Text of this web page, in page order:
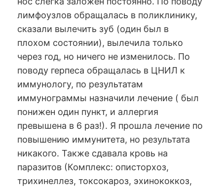
лимфоузлов обращалась в поликлинику,
сказали вылечить зуб (один был в
плохом состоянии), вылечила только
через год, но ничего не изменилось. По
поводу герпеса обращалась в ЦНИЛ к
иммунологу, по результатам
иммунограммы назначили лечение ( был
понижен один пункт, и аллергия
превышена в 6 раз!). Я прошла лечение по
повышению иммунитета, но результата
никакого. Также сдавала кровь на
паразитов (Комплекс: описторхоз,
трихинеллез, токсокароз, эхинококкоз,